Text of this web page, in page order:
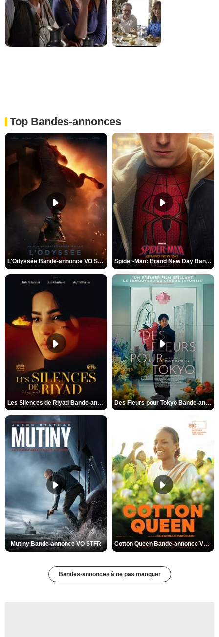
Top Bandes-annonces
L'Odyssée Bande-annonce VO STFR Spider-Man: Brand New Day Bande-annonce VO STFR
Les Silences de Riyad Bande-annonce VO STFR Des Fleurs pour Tokyo Bande-annonce VO STFR
Mutiny Bande-annonce VO STFR Cotton Queen Bande-annonce VO STFR
Bandes-annonces à ne pas manquer